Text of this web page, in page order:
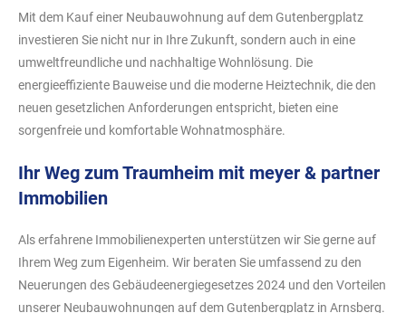
Mit dem Kauf einer Neubauwohnung auf dem Gutenbergplatz
investieren Sie nicht nur in Ihre Zukunft, sondern auch in eine
umweltfreundliche und nachhaltige Wohnlösung. Die
energieeffiziente Bauweise und die moderne Heiztechnik, die den
neuen gesetzlichen Anforderungen entspricht, bieten eine
sorgenfreie und komfortable Wohnatmosphäre.
Ihr Weg zum Traumheim mit meyer & partner
Immobilien
Als erfahrene Immobilienexperten unterstützen wir Sie gerne auf
Ihrem Weg zum Eigenheim. Wir beraten Sie umfassend zu den
Neuerungen des Gebäudeenergiegesetzes 2024 und den Vorteilen
unserer Neubauwohnungen auf dem Gutenbergplatz in Arnsberg.